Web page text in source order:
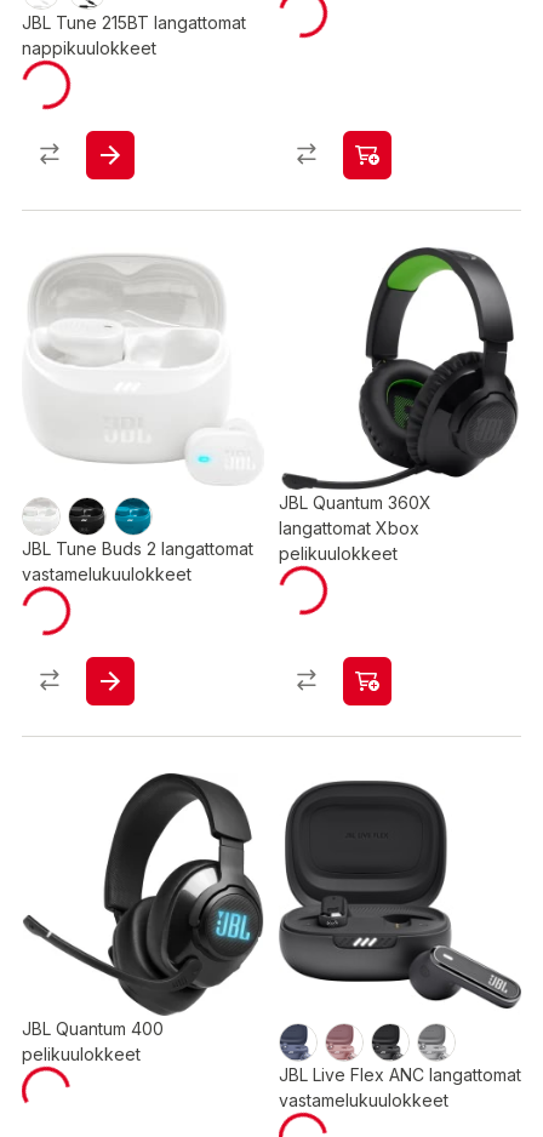
JBL Tune 215BT langattomat
nappikuulokkeet
JBL Tune Buds 2 langattomat
vastamelukuulokkeet
JBL Quantum 360X
langattomat Xbox
pelikuulokkeet
JBL Quantum 400
pelikuulokkeet
JBL Live Flex ANC langattomat
vastamelukuulokkeet